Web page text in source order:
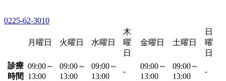
0225-62-3010
月曜日 火曜日 水曜日
木
曜
日
金曜日 土曜日
日
曜
日
診療
時間
09:00～
13:00
09:00～
13:00
09:00～
13:00
-
09:00～
13:00
09:00～
13:00
-